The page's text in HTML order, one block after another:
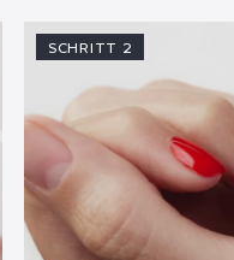
SCHRITT 2